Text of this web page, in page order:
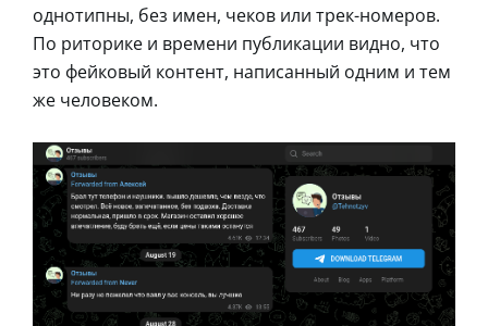
однотипны, без имен, чеков или трек-номеров.
По риторике и времени публикации видно, что
это фейковый контент, написанный одним и тем
же человеком.